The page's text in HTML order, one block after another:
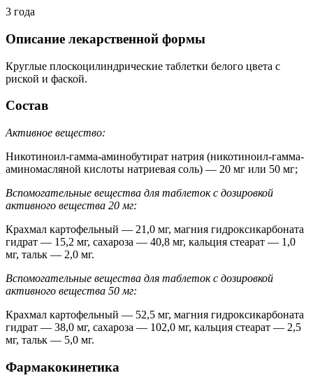
3 года
Описание лекарственной формы
Круглые плоскоцилиндрические таблетки белого цвета с
риской и фаской.
Состав
Активное вещество:
Никотиноил-гамма-аминобутират натрия (никотиноил-гамма-
аминомасляной кислоты натриевая соль) — 20 мг или 50 мг;
Вспомогательные вещества для таблеток с дозировкой
активного вещества 20 мг:
Крахмал картофельный — 21,0 мг, магния гидроксикарбоната
гидрат — 15,2 мг, сахароза — 40,8 мг, кальция стеарат — 1,0
мг, тальк — 2,0 мг.
Вспомогательные вещества для таблеток с дозировкой
активного вещества 50 мг:
Крахмал картофельный — 52,5 мг, магния гидроксикарбоната
гидрат — 38,0 мг, сахароза — 102,0 мг, кальция стеарат — 2,5
мг, тальк — 5,0 мг.
Фармакокинетика